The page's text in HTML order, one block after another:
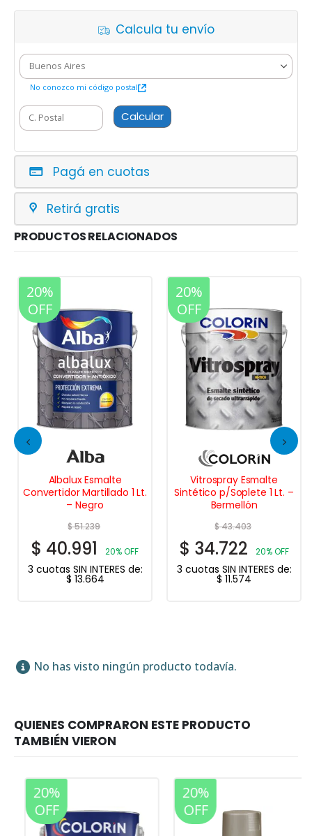
Calcula tu envío
No conozco mi código postal
Calcular
Pagá en cuotas
Retirá gratis
PRODUCTOS RELACIONADOS
20%
OFF
Albalux Esmalte
Convertidor Martillado 1 Lt.
– Negro
$51.239
$ 40.991 20% OFF
3 cuotas SIN INTERES de:
$ 13.664
20%
OFF
Vitrospray Esmalte
Sintético p/Soplete 1 Lt. –
Bermellón
$43.403
$ 34.722 20% OFF
3 cuotas SIN INTERES de:
$ 11.574
No has visto ningún producto todavía.
20%
OFF
20%
OFF